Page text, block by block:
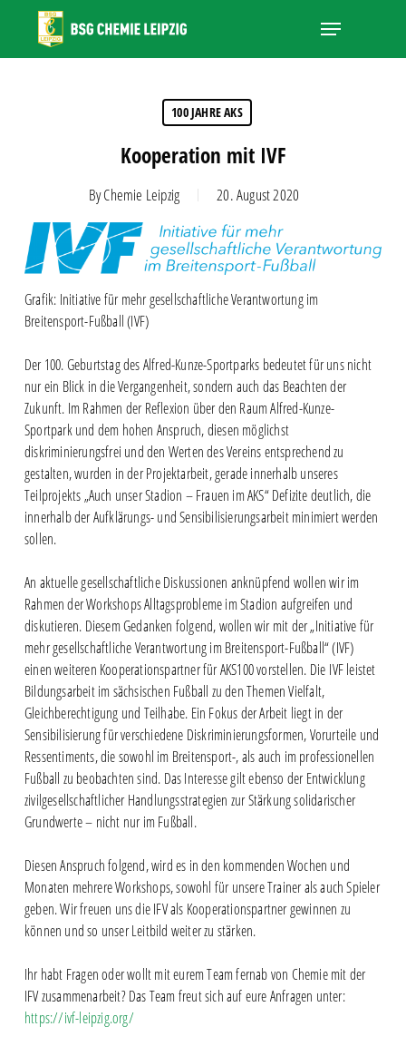
main
Menu
100 JAHRE AKS
Kooperation mit IVF
ByChemie Leipzig 20. August 2020
Grafik: Initiative für mehr gesellschaftliche Verantwortung im
Breitensport-Fußball (IVF)
Der 100. Geburtstag des Alfred-Kunze-Sportparks bedeutet für uns nicht
nur ein Blick in die Vergangenheit, sondern auch das Beachten der
Zukunft. Im Rahmen der Reflexion über den Raum Alfred-Kunze-
Sportpark und dem hohen Anspruch, diesen möglichst
diskriminierungsfrei und den Werten des Vereins entsprechend zu
gestalten, wurden in der Projektarbeit, gerade innerhalb unseres
Teilprojekts „Auch unser Stadion – Frauen im AKS“ Defizite deutlich, die
innerhalb der Aufklärungs- und Sensibilisierungsarbeit minimiert werden
sollen.
An aktuelle gesellschaftliche Diskussionen anknüpfend wollen wir im
Rahmen der Workshops Alltagsprobleme im Stadion aufgreifen und
diskutieren. Diesem Gedanken folgend, wollen wir mit der „Initiative für
mehr gesellschaftliche Verantwortung im Breitensport-Fußball“ (IVF)
einen weiteren Kooperationspartner für AKS100 vorstellen. Die IVF leistet
Bildungsarbeit im sächsischen Fußball zu den Themen Vielfalt,
Gleichberechtigung und Teilhabe. Ein Fokus der Arbeit liegt in der
Sensibilisierung für verschiedene Diskriminierungsformen, Vorurteile und
Ressentiments, die sowohl im Breitensport-, als auch im professionellen
Fußball zu beobachten sind. Das Interesse gilt ebenso der Entwicklung
zivilgesellschaftlicher Handlungsstrategien zur Stärkung solidarischer
Grundwerte – nicht nur im Fußball.
Diesen Anspruch folgend, wird es in den kommenden Wochen und
Monaten mehrere Workshops, sowohl für unsere Trainer als auch Spieler
geben. Wir freuen uns die IFV als Kooperationspartner gewinnen zu
können und so unser Leitbild weiter zu stärken.
Ihr habt Fragen oder wollt mit eurem Team fernab von Chemie mit der
IFV zusammenarbeit? Das Team freut sich auf eure Anfragen unter:
https://ivf-leipzig.org/
Close